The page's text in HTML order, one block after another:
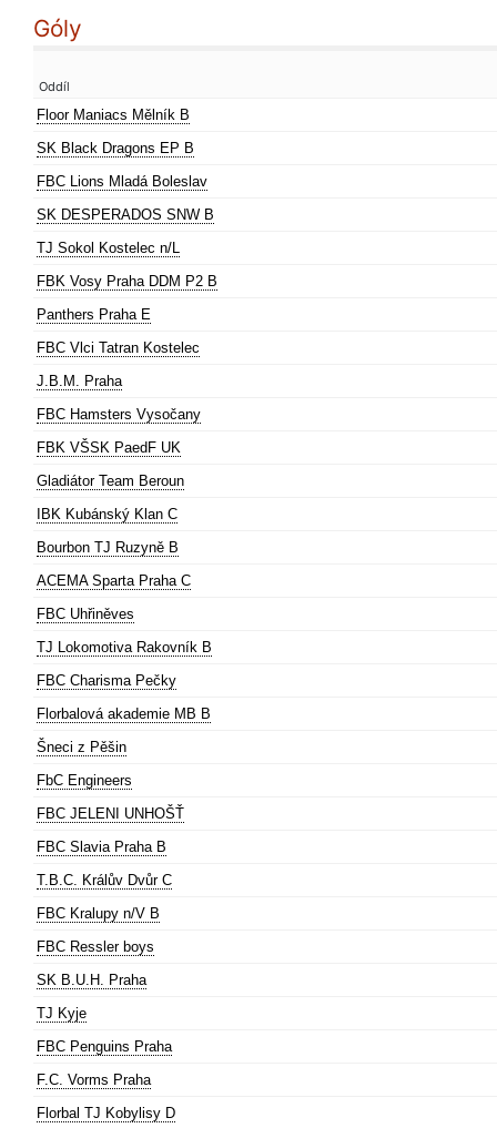
Góly
Oddíl
Floor Maniacs Mělník B
SK Black Dragons EP B
FBC Lions Mladá Boleslav
SK DESPERADOS SNW B
TJ Sokol Kostelec n/L
FBK Vosy Praha DDM P2 B
Panthers Praha E
FBC Vlci Tatran Kostelec
J.B.M. Praha
FBC Hamsters Vysočany
FBK VŠSK PaedF UK
Gladiátor Team Beroun
IBK Kubánský Klan C
Bourbon TJ Ruzyně B
ACEMA Sparta Praha C
FBC Uhřiněves
TJ Lokomotiva Rakovník B
FBC Charisma Pečky
Florbalová akademie MB B
Šneci z Pěšin
FbC Engineers
FBC JELENI UNHOŠŤ
FBC Slavia Praha B
T.B.C. Králův Dvůr C
FBC Kralupy n/V B
FBC Ressler boys
SK B.U.H. Praha
TJ Kyje
FBC Penguins Praha
F.C. Vorms Praha
Florbal TJ Kobylisy D